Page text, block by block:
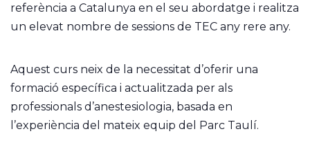
referència a Catalunya en el seu abordatge i realitza
un elevat nombre de sessions de TEC any rere any.
Aquest curs neix de la necessitat d’oferir una
formació específica i actualitzada per als
professionals d’anestesiologia, basada en
l’experiència del mateix equip del Parc Taulí.